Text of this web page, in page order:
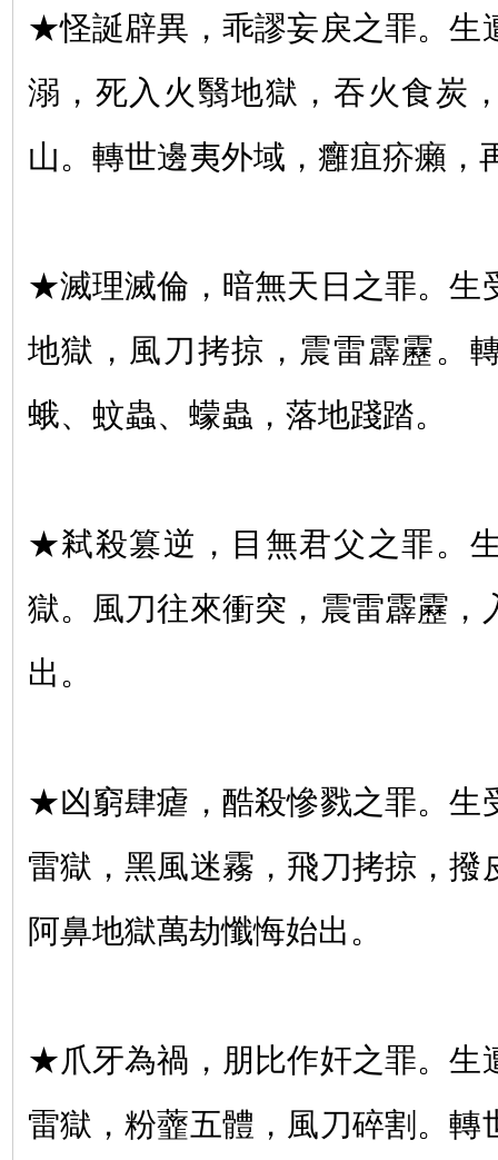
★怪誕辟異，乖謬妄戾之罪。生
溺，死入火翳地獄，吞火食炭
山。轉世邊夷外域，癰疽疥癩，
★滅理滅倫，暗無天日之罪。生
地獄，風刀拷掠，震雷霹靂。
蛾、蚊蟲、蠓蟲，落地踐踏。
★弒殺篡逆，目無君父之罪。
獄。風刀往來衝突，震雷霹靂，
出。
★凶窮肆瘧，酷殺慘戮之罪。生
雷獄，黑風迷霧，飛刀拷掠，撥
阿鼻地獄萬劫懺悔始出。
★爪牙為禍，朋比作奸之罪。生
雷獄，粉虀五體，風刀碎割。轉